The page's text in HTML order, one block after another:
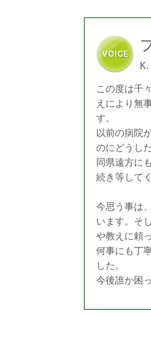
K.
この度は千
えにより無
す。
以前の病院
のにどうし
同県遠方に
続き等して
今思う事は
います。そ
や教えに頼
何事にも丁
した。
今後誰か困